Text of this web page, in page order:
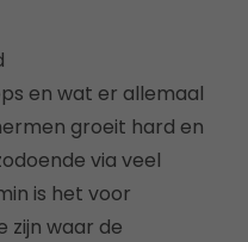
en wat er allemaal
groeit hard en
via veel
is het voor
zijn waar de